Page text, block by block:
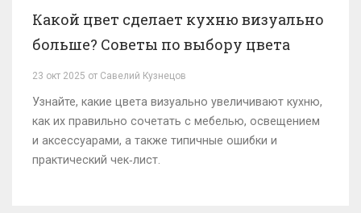
Какой цвет сделает кухню визуально
больше? Советы по выбору цвета
23 окт 2025 от Савелий Кузнецов
Узнайте, какие цвета визуально увеличивают кухню,
как их правильно сочетать с мебелью, освещением
и аксессуарами, а также типичные ошибки и
практический чек‑лист.